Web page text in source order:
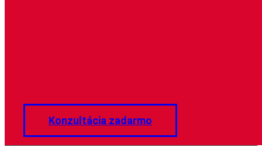
Konzultácia zadarmo